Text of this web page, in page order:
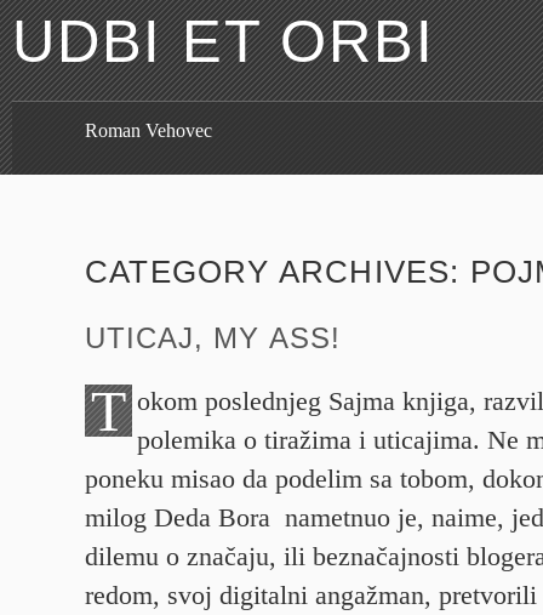
UDBI ET ORBI
Roman Vehovec
CATEGORY ARCHIVES:
UTICAJ, MY ASS!
T okom poslednjeg Sajma knjiga,
polemika o tiražima i uticajima. Ne
poneku misao da podelim sa tobom,
milog Deda Bora nametnuo je, naime,
dilemu o značaju, ili beznačajnosti
redom, svoj digitalni angažman, pretvorili